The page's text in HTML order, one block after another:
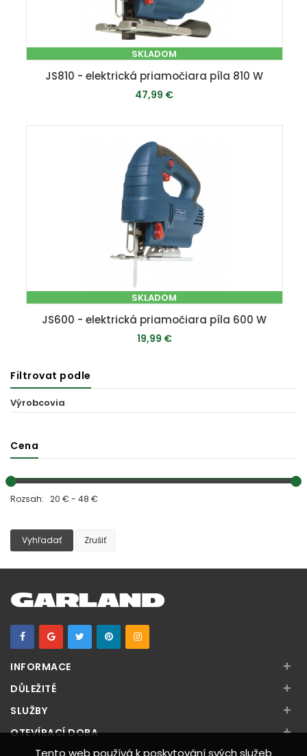
SKLADOM
JS810 - elektrická priamočiara píla 810 W
47,99 €
SKLADOM
JS600 - elektrická priamočiara píla 600 W
19,99 €
Filtrovat podle
Výrobcovia
Cena
Rozsah: 20 € - 48 €
Vyhľadať Zrušiť
INFORMACE +
DŮLEŽITÉ +
SLUŽBY +
OTEVÍRACÍ DOBA +
Tento web používá k poskytování svých služeb